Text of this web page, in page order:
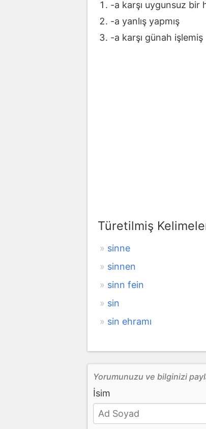
-a karşı uygunsuz bir
-a yanlış yapmış
-a karşı günah işlemiş
Türetilmiş
sinne
sinnen
sinn fein
sin
sin ehramı
Yorumunuzu ve bilginizi
İsim